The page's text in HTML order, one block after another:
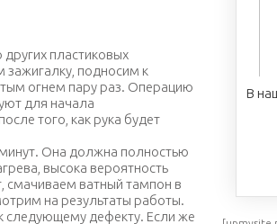
пластиковых
подносим к
огнем пару раз. Операцию
для начала
того, как рука будет
Она должна полностью
высока вероятность
смачиваем ватный тампон в
на результаты работы.
следующему дефекту. Если же
В